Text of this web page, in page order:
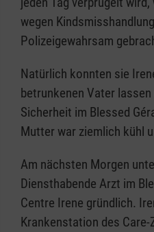
wegen
Polizeigewahrsam
Natürlich konnten sie
betrunkenen Vater
Sicherheit im Blessed
Mutter war ziemlich kühl
Am nächsten Morgen
Diensthabende Arzt im
Centre Irene gründlich.
Krankenstation des